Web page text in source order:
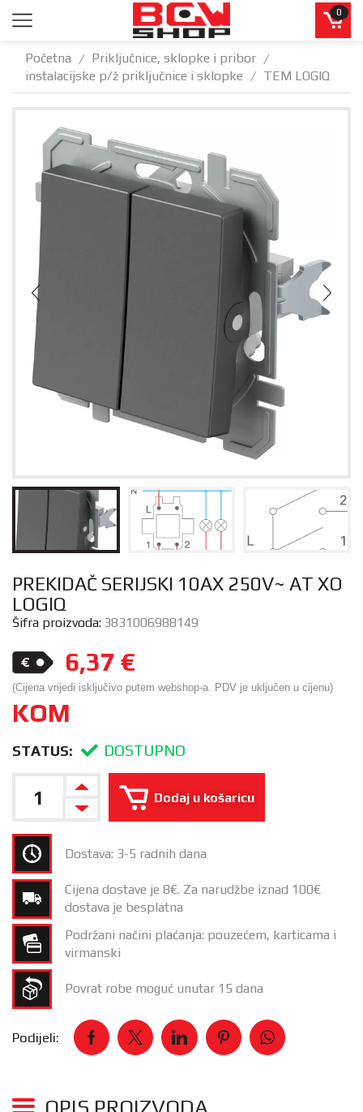
0
Početna / Priključnice, sklopke i pribor /
instalacijske p/ž priključnice i sklopke / TEM LOGIQ
PREKIDAČ SERIJSKI 10AX 250V~ AT XO
LOGIQ
Šifra proizvoda: 3831006988149
6,37 €
(Cijena vrijedi isključivo putem webshop-a. PDV je uključen u cijenu)
KOM
STATUS: DOSTUPNO
Dodaj u košaricu
Dostava: 3-5 radnih dana
Cijena dostave je 8€. Za narudžbe iznad 100€
dostava je besplatna
Podržani načini plaćanja: pouzećem, karticama i
virmanski
Povrat robe moguć unutar 15 dana
Podijeli:
OPIS PROIZVODA